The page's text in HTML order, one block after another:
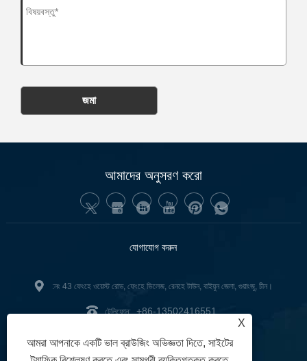
জমা
আমাদের অনুসরণ করো
যোগাযোগ করুন
:নং 43 ফেংহে ওয়েস্ট রোড, ফেংহে ভিলেজ, রেনহে টাউন, বাইয়ুন জেলা, গুয়াংজু, চীন।
টেলিফোন: +86-13502416551
junnan02@gzgoge.com
X
আমরা আপনাকে একটি ভাল ব্রাউজিং অভিজ্ঞতা দিতে, সাইটের